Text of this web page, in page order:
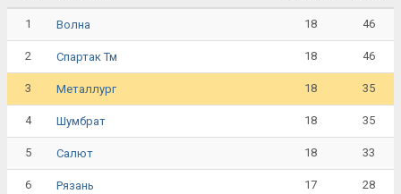
1 Волна 18 46
2 Спартак Тм 18 46
3 Металлург 18 35
4 Шумбрат 18 35
5 Салют 18 33
6 Рязань 17 28